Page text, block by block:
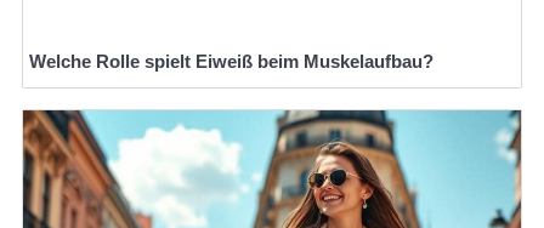
Welche Rolle spielt Eiweiß beim Muskelaufbau?